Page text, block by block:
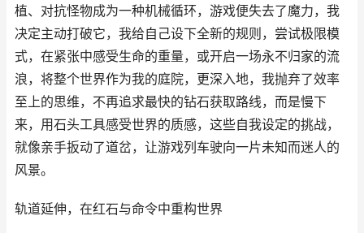
植、对抗怪物成为一种机械循环，游戏便失去了魔力，我
决定主动打破它，我给自己设下全新的规则，尝试极限模
式，在紧张中感受生命的重量，或开启一场永不归家的流
浪，将整个世界作为我的庭院，更深入地，我抛弃了效率
至上的思维，不再追求最快的钻石获取路线，而是慢下
来，用石头工具感受世界的质感，这些自我设定的挑战，
就像亲手扳动了道岔，让游戏列车驶向一片未知而迷人的
风景。
轨道延伸，在红石与命令中重构世界